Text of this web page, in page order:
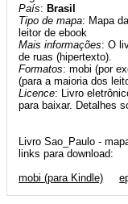
País: Brasil
Tipo de mapa: Mapa
leitor de ebook
Mais informações: O
de ruas (hipertexto).
Formatos: mobi (por
(para a maioria dos
Licence: Livro
para baixar. Detalhes
Livro Sao_Paulo -
links para download:
mobi (para Kindle)